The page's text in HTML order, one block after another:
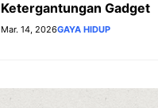
Ketergantungan Gadget
Mar. 14, 2026GAYA HIDUP